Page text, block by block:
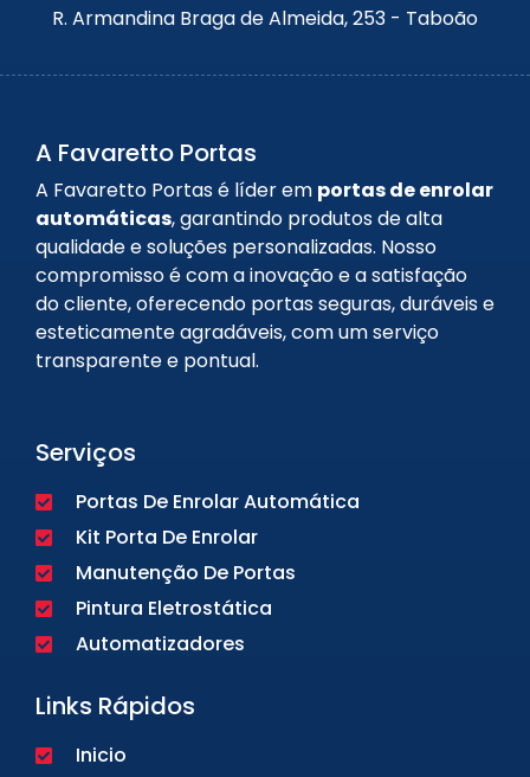
R. Armandina Braga de Almeida, 253 - Taboão
A Favaretto Portas
A Favaretto Portas é líder em portas de enrolar
automáticas, garantindo produtos de alta
qualidade e soluções personalizadas. Nosso
compromisso é com a inovação e a satisfação
do cliente, oferecendo portas seguras, duráveis e
esteticamente agradáveis, com um serviço
transparente e pontual.
Serviços
Portas De Enrolar Automática
Kit Porta De Enrolar
Manutenção De Portas
Pintura Eletrostática
Automatizadores
Links Rápidos
Inicio